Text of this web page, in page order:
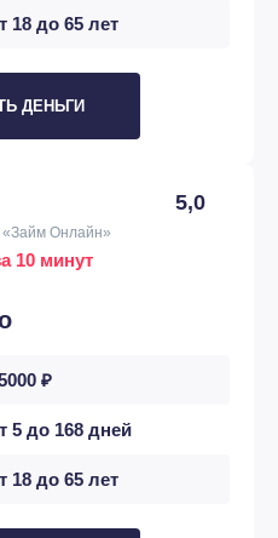
18 до 65 лет
ДЕНЬГИ
5,0
Онлайн»
10 минут
₽
5 до 168 дней
18 до 65 лет